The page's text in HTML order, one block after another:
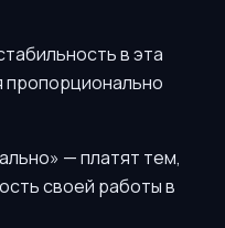
в эта
пропорционально
— платят тем,
своей работы в